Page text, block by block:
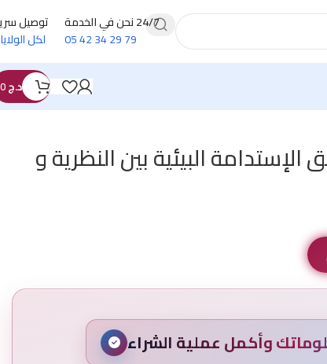
24/7 نحن في الخدمة
79 29 34 42 05
توصيل
لكل
د.ج
الإستدامة البيئية بين النظرية و
وأكمل عملية الشراء